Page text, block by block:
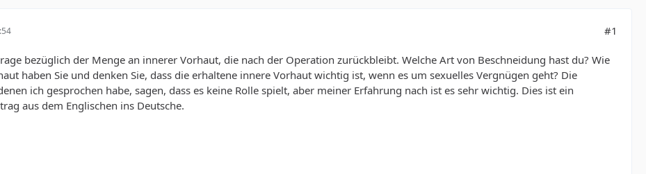
#1
bezüglich der Menge an innerer Vorhaut, die nach der Operation zurückbleibt. Welche Art von Beschneidung hast du? Wie
haben Sie und denken Sie, dass die erhaltene innere Vorhaut wichtig ist, wenn es um sexuelles Vergnügen geht? Die
ich gesprochen habe, sagen, dass es keine Rolle spielt, aber meiner Erfahrung nach ist es sehr wichtig. Dies ist ein
aus dem Englischen ins Deutsche.